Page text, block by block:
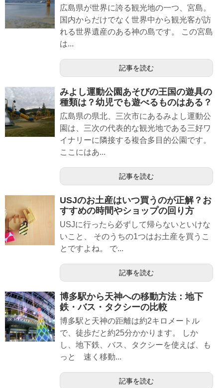
広島県が世界に誇る観光地の一つ、宮島。
国内からだけでなく世界中から観光客が訪
れる世界遺産のある神の島です。 この宮島
は...
記事を読む
みよし運動公園あそびの王国の遊具の
種類は？幼児でも遊べるものはある？
広島県の県北、三次市にあるみよし運動公
園は、三次の代表的な観光地である三好ワ
イナリーに隣接する複合多目的公園です。
ここにはあ...
記事を読む
USJのお土産はいつ買うのが正解？お
すすめの時間やショップの回り方
USJに行ったら必ずして帰らないといけな
いこと、 そのうちの1つはお土産を買うこ
とですよね。 で...
記事を読む
博多駅から天神への移動方法：地下
鉄・バス・タクシーの比較
博多駅と天神の距離は約2キロメートル
で、徒歩だと約25分かかります。 しか
し、地下鉄、バス、タクシーを使えば、も
っと 速く移動...
記事を読む